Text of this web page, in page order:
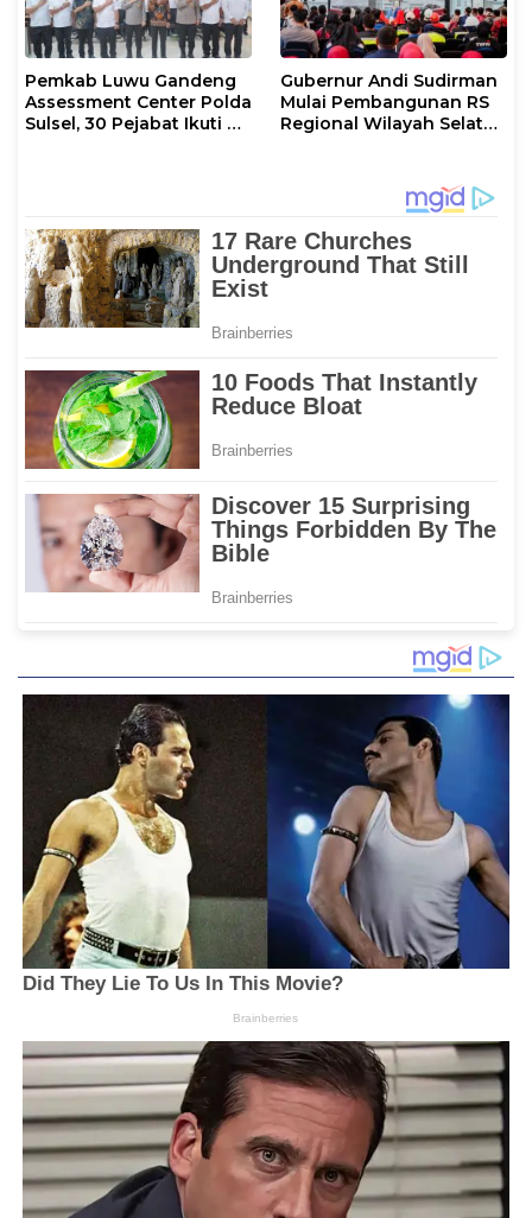
Pemkab Luwu Gandeng
Assessment Center Polda
Sulsel, 30 Pejabat Ikuti Uji
Gubernur Andi Sudirman
Mulai Pembangunan RS
Regional Wilayah Selatan